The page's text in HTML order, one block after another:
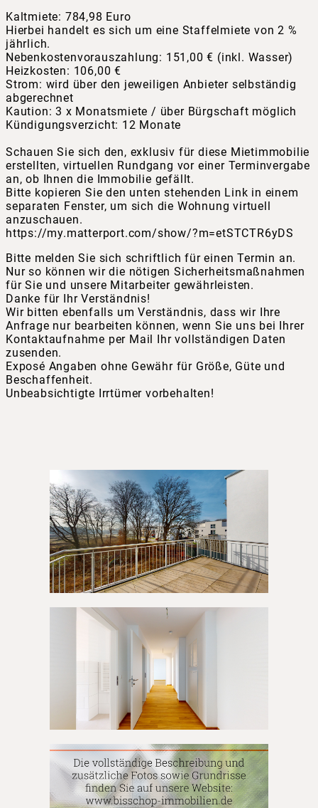
Kaltmiete: 784,98 Euro
Hierbei handelt es sich um eine Staffelmiete von 2 %
jährlich.
Nebenkostenvorauszahlung: 151,00 € (inkl. Wasser)
Heizkosten: 106,00 €
Strom: wird über den jeweiligen Anbieter selbständig
abgerechnet
Kaution: 3 x Monatsmiete / über Bürgschaft möglich
Kündigungsverzicht: 12 Monate
Schauen Sie sich den, exklusiv für diese Mietimmobilie
erstellten, virtuellen Rundgang vor einer Terminvergabe
an, ob Ihnen die Immobilie gefällt.
Bitte kopieren Sie den unten stehenden Link in einem
separaten Fenster, um sich die Wohnung virtuell
anzuschauen.
https://my.matterport.com/show/?m=etSTCTR6yDS
Bitte melden Sie sich schriftlich für einen Termin an.
Nur so können wir die nötigen Sicherheitsmaßnahmen
für Sie und unsere Mitarbeiter gewährleisten.
Danke für Ihr Verständnis!
Wir bitten ebenfalls um Verständnis, dass wir Ihre
Anfrage nur bearbeiten können, wenn Sie uns bei Ihrer
Kontaktaufnahme per Mail Ihr vollständigen Daten
zusenden.
Exposé Angaben ohne Gewähr für Größe, Güte und
Beschaffenheit.
Unbeabsichtigte Irrtümer vorbehalten!